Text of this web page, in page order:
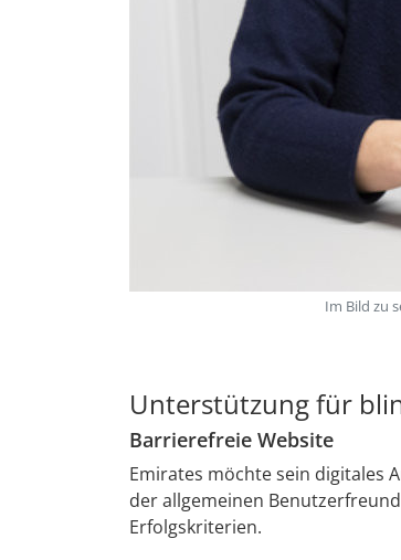
Im Bild zu
Unterstützung für
Barrierefreie Website
Emirates möchte sein digitales
der allgemeinen
Erfolgskriterien.